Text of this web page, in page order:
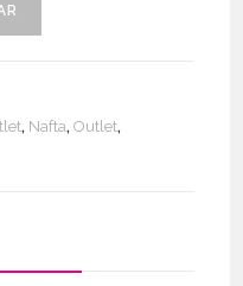
, Nafta,Outlet,